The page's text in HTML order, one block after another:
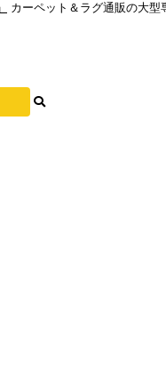
カーペット＆ラグ通販の大型